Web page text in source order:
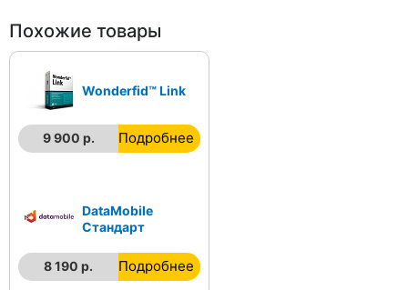
Похожие товары
Wonderfid™ Link
9 900 р. Подробнее
DataMobile
Стандарт
8 190 р. Подробнее